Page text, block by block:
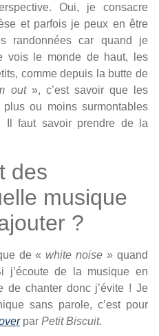
Oui, je consacre
et parfois je peux en être
randonnées car quand je
vois le monde de haut, les
comme depuis la butte de
out», c’est savoir que les
ou moins surmontables
Il faut savoir prendre de la
des
musique
?
de «white noise » quand
j’écoute de la musique en
de chanter donc j’évite ! Je
sans parole, c’est pour
par Petit Biscuit.